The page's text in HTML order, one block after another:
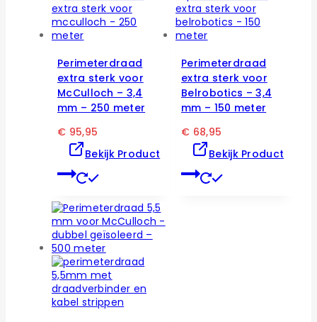
Perimeterdraad
extra sterk voor
McCulloch – 3,4
mm – 250 meter
€ 95,95
Bekijk Product
Perimeterdraad
extra sterk voor
Belrobotics – 3,4
mm – 150 meter
€ 68,95
Bekijk Product